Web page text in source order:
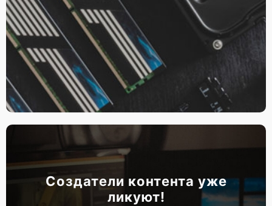
Создатели контента уже
ликуют!